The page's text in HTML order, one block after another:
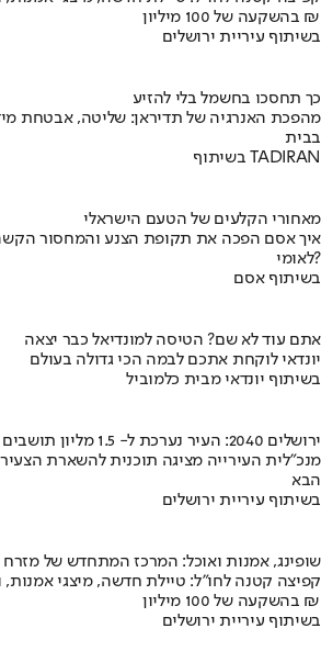
בהשקעה של 100 מיליון ₪
בשיתוף עיריית ירושלים
כך תחסכו בחשמל בלי להזיע
מהפכת האנרגיה של תדיראן: שליטה, אבטחת
בבית
בשיתוף TADIRAN
מאחורי הקלעים של הטעם הישראלי
לאומי?
בשיתוף אסם
אתם עוד לא שם? הטיסה למונדיאל כבר יצאה
יונדאי לוקחת אתכם לבמה הכי גדולה בעולם
בשיתוף יונדאי מבית כלמוביל
ירושלים 2040: העיר נערכת ל- 1.5 מליון תושבים
מנכ"לית העירייה מציגה תוכנית להשארת
הבא
בשיתוף עיריית ירושלים
שופינג, אמנות ואוכל: המרכז המתחדש של
קפיצה קטנה לחו"ל: טיילת חדשה, מיצגי אמנות,
בהשקעה של 100 מיליון ₪
בשיתוף עיריית ירושלים